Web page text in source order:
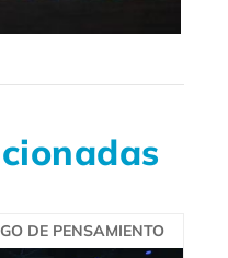
DE PENSAMIENTO